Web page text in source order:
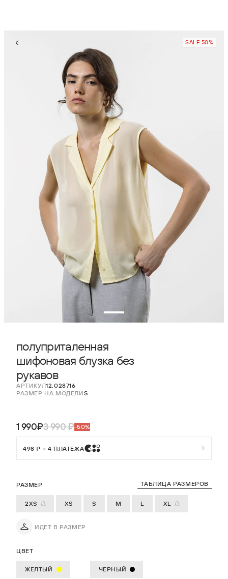
SALE 50%
полуприталенная
шифоновая блузка без
рукавов
АРТИКУЛ12.028716
РАЗМЕР НА МОДЕЛИS
РАЗМЕР ТАБЛИЦА РАЗМЕРОВ
2XS XS S M L XL
ИДЕТ В РАЗМЕР
ЦВЕТ
ЖЕЛТЫЙ ЧЕРНЫЙ
1 990₽3 990 ₽-50%
498 ₽ × 4 ПЛАТЕЖА